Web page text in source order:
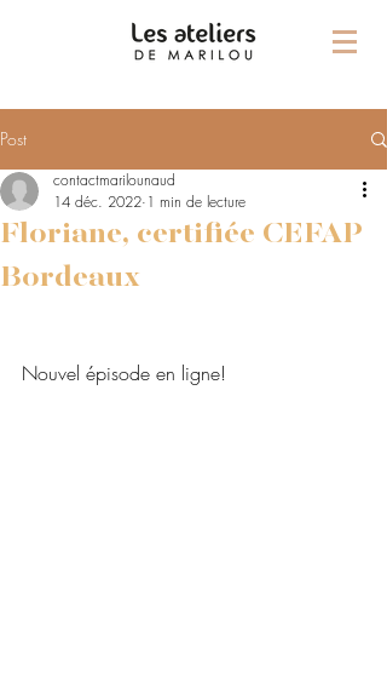
Post
Floriane, certifiée CEFAP
Bordeaux
contactmarilounaud
14 déc. 2022 1 min de lecture
Nouvel épisode en ligne!